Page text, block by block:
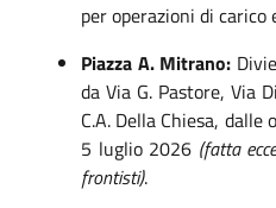
per operazioni di carico
Piazza A. Mitrano:
da Via G. Pastore, Via
C.A. Della Chiesa, dalle
5 luglio 2026 (fatta
frontisti).